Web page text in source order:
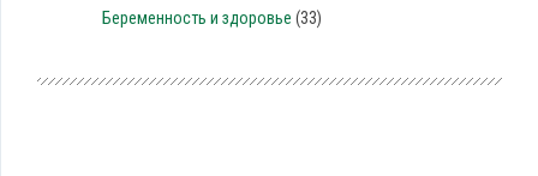
Беременность и здоровье (33)